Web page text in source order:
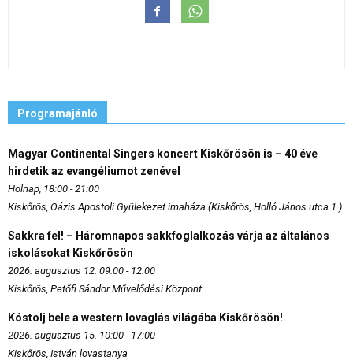
Programajánló
Magyar Continental Singers koncert Kiskőrösön is – 40 éve
hirdetik az evangéliumot zenével
Holnap, 18:00 - 21:00
Kiskőrös, Oázis Apostoli Gyülekezet imaháza (Kiskőrös, Holló János utca 1.)
Sakkra fel! – Háromnapos sakkfoglalkozás várja az általános
iskolásokat Kiskőrösön
2026. augusztus 12. 09:00 - 12:00
Kiskőrös, Petőfi Sándor Művelődési Központ
Kóstolj bele a western lovaglás világába Kiskőrösön!
2026. augusztus 15. 10:00 - 17:00
Kiskőrös, István lovastanya